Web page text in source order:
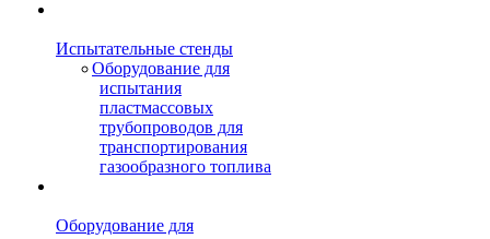
Испытательные стенды
Оборудование для
испытания
пластмассовых
трубопроводов для
транспортирования
газообразного топлива
Оборудование для